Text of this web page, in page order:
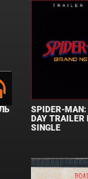
SPIDER-MAN:
DAY
SINGLE